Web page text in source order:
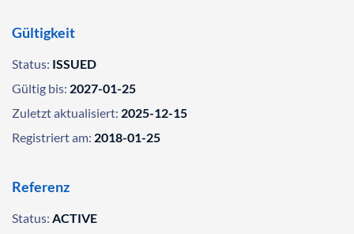
Gültigkeit
Status: ISSUED
Gültig bis: 2027-01-25
Zuletzt aktualisiert: 2025-12-15
Registriert am: 2018-01-25
Referenz
Status: ACTIVE